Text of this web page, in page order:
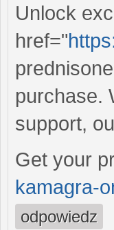
Unlock
href="
purchase.
support,
Get your
kamagra-
odpowiedz